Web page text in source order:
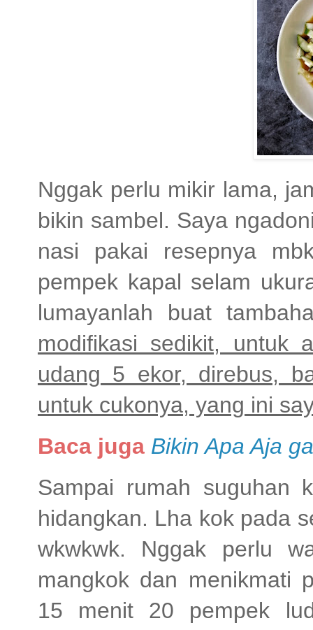
Nggak perlu mikir lama,
bikin sambel. Saya
nasi pakai resepnya
pempek kapal selam
lumayanlah buat
modifikasi sedikit, untuk
udang 5 ekor, direbus,
untuk cukonya, yang ini
Baca juga Bikin Apa Aja
Sampai rumah
hidangkan. Lha kok pada
wkwkwk. Nggak perlu
mangkok dan menikmati
15 menit 20 pempek